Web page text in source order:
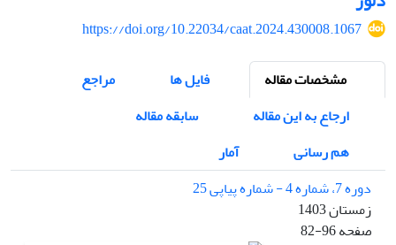
https://doi.org/10.22034/caat.2024.430008.1067
مشخصات مقاله
فایل ها
مراجع
ارجاع به این مقاله
سابقه مقاله
هم رسانی
آمار
دوره 7، شماره 4 - شماره پیاپی 25
زمستان 1403
صفحه82-96